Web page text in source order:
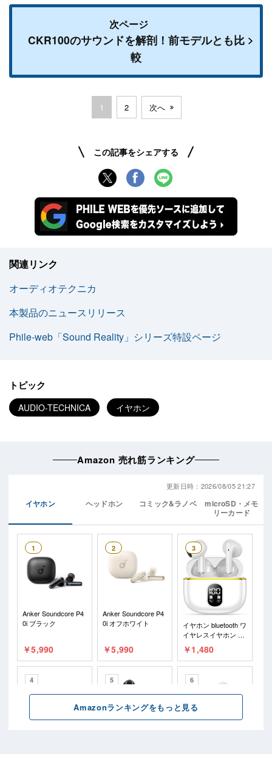
次ページ
CKR100のサウンドを解剖！前モデルとも比
較
1 2 次へ
この記事をシェアする
関連リンク
オーディオテクニカ
本製品のニュースリリース
Phile-web「Sound Reality」シリーズ特設ページ
トピック
AUDIO-TECHNICA イヤホン